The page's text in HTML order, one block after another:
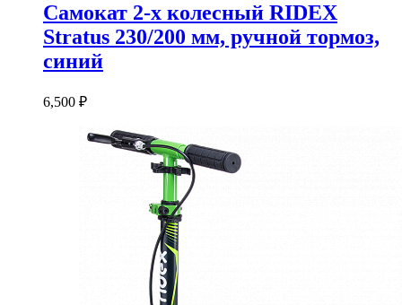
Самокат 2-х колесный RIDEX
Stratus 230/200 мм, ручной тормоз,
синий
6,500 ₽